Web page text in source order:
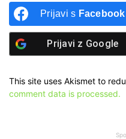
Prijavi s Facebook
Prijavi z Google
This site uses Akismet to
comment data is processed.